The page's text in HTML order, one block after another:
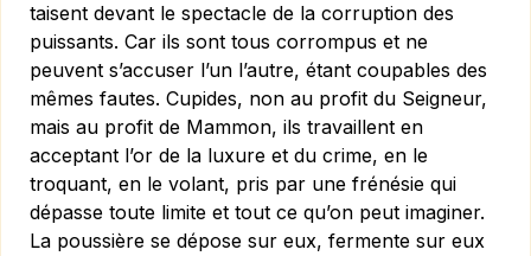
taisent devant le spectacle de la corruption des
puissants. Car ils sont tous corrompus et ne
peuvent s’accuser l’un l’autre, étant coupables des
mêmes fautes. Cupides, non au profit du Seigneur,
mais au profit de Mammon, ils travaillent en
acceptant l’or de la luxure et du crime, en le
troquant, en le volant, pris par une frénésie qui
dépasse toute limite et tout ce qu’on peut imaginer.
La poussière se dépose sur eux, fermente sur eux